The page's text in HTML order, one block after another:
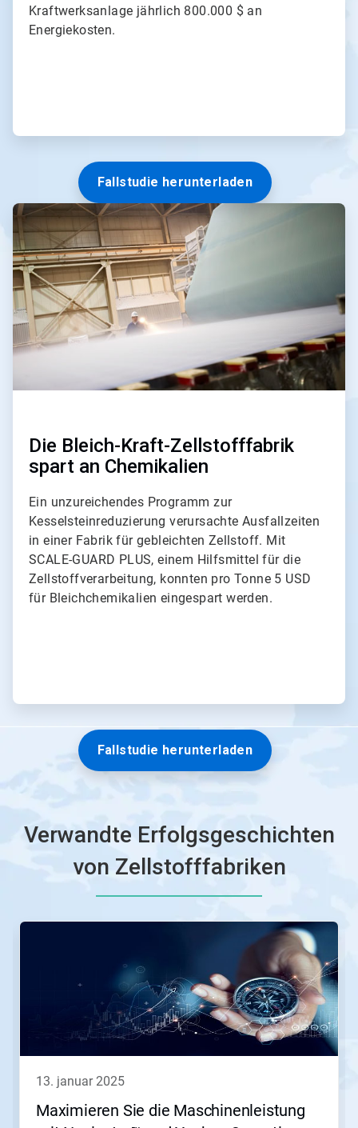
Kraftwerksanlage jährlich 800.000 $ an
Energiekosten.
Fallstudie herunterladen
ArticleTile
von
3
Die Bleich-Kraft-Zellstofffabrik
spart an Chemikalien
Ein unzureichendes Programm zur
Kesselsteinreduzierung verursachte Ausfallzeiten
in einer Fabrik für gebleichten Zellstoff. Mit
SCALE-GUARD PLUS, einem Hilfsmittel für die
Zellstoffverarbeitung, konnten pro Tonne 5 USD
für Bleichchemikalien eingespart werden.
Fallstudie herunterladen
Verwandte Erfolgsgeschichten
von Zellstofffabriken
13. januar 2025
Maximieren Sie die Maschinenleistung